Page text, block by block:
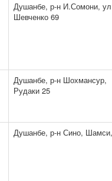
Душанбе, р-н И.Сомони, ул
Шевченко 69
Душанбе, р-н Шохмансур,
Рудаки 25
Душанбе, р-н Сино,